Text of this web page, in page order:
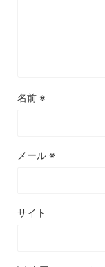
名前 ※
メール ※
サイト